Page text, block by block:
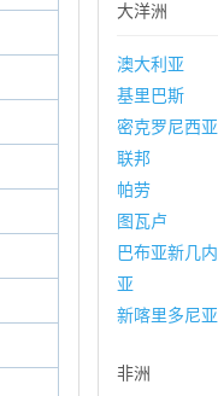
大洋洲
澳大利亚
基里巴斯
密克罗尼西亚
联邦
帕劳
图瓦卢
巴布亚新几内
亚
新喀里多尼亚
非洲